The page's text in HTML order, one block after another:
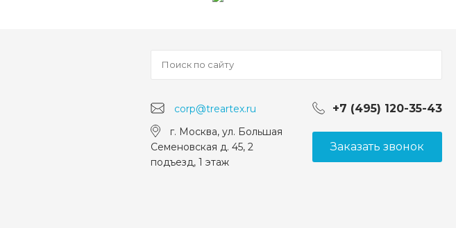
corp@treartex.ru +7 (495) 120-35-43
г. Москва, ул. Большая
Семеновская д. 45, 2
подъезд, 1 этаж
Заказать звонок